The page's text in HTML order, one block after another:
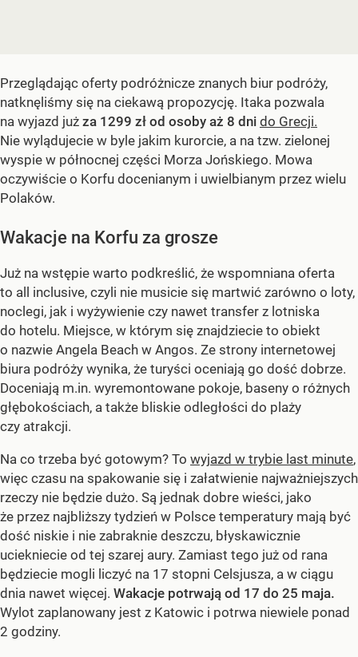
Przeglądając oferty podróżnicze znanych biur podróży,
natknęliśmy się na ciekawą propozycję. Itaka pozwala
na wyjazd już za 1299 zł od osoby aż 8 dni do Grecji.
Nie wylądujecie w byle jakim kurorcie, a na tzw. zielonej
wyspie w północnej części Morza Jońskiego. Mowa
oczywiście o Korfu docenianym i uwielbianym przez wielu
Polaków.
Wakacje na Korfu za grosze
Już na wstępie warto podkreślić, że wspomniana oferta
to all inclusive, czyli nie musicie się martwić zarówno o loty,
noclegi, jak i wyżywienie czy nawet transfer z lotniska
do hotelu. Miejsce, w którym się znajdziecie to obiekt
o nazwie Angela Beach w Angos. Ze strony internetowej
biura podróży wynika, że turyści oceniają go dość dobrze.
Doceniają m.in. wyremontowane pokoje, baseny o różnych
głębokościach, a także bliskie odległości do plaży
czy atrakcji.
Na co trzeba być gotowym? To wyjazd w trybie last minute,
więc czasu na spakowanie się i załatwienie najważniejszych
rzeczy nie będzie dużo. Są jednak dobre wieści, jako
że przez najbliższy tydzień w Polsce temperatury mają być
dość niskie i nie zabraknie deszczu, błyskawicznie
uciekniecie od tej szarej aury. Zamiast tego już od rana
będziecie mogli liczyć na 17 stopni Celsjusza, a w ciągu
dnia nawet więcej. Wakacje potrwają od 17 do 25 maja.
Wylot zaplanowany jest z Katowic i potrwa niewiele ponad
2 godziny.